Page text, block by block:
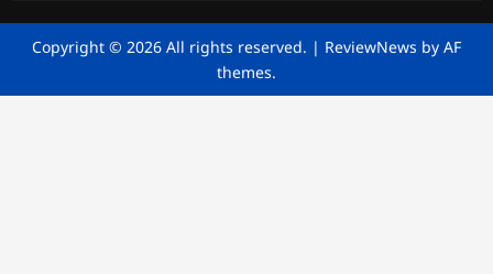
Copyright © 2026 All rights reserved. | ReviewNews by AF
themes.